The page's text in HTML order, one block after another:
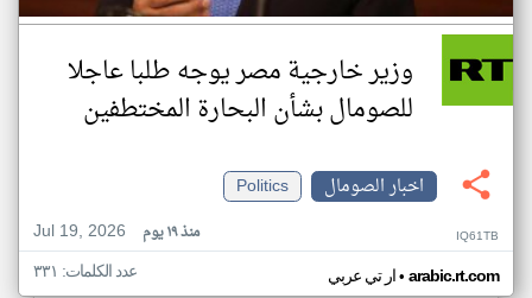
وزير خارجية مصر يوجه طلبا عاجلا
للصومال بشأن البحارة المختطفين
اخبار الصومال
Politics
Jul 19, 2026
منذ ١٩ يوم IQ61TB
ار تي عربي• arabic.rt.com عدد الكلمات: ٣٣١